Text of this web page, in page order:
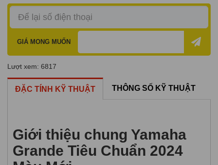
GIÁ MONG MUỐN
Lượt xem: 6817
ĐẶC TÍNH KỸ THUẬT THÔNG SỐ KỸ THUẬT
Giới thiệu chung Yamaha
Grande Tiêu Chuẩn 2024